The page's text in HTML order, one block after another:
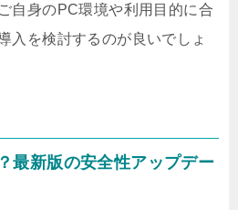
自身のPC環境や利用目的に合
入を検討するのが良いでしょ
最新版の安全性アップデー